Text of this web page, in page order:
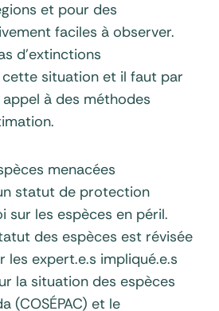
et pour des
faciles à observer.
d’extinctions
situation et il faut par
à des méthodes
menacées
statut de protection
sur les espèces en péril.
des espèces est révisée
les expert.e.s impliqué.e.s
la situation des espèces
(COSÉPAC) et le